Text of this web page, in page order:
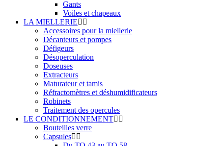
Gants
Voiles et chapeaux
LA MIELLERIE
Accessoires pour la miellerie
Décanteurs et pompes
Défigeurs
Désoperculation
Doseuses
Extracteurs
Maturateur et tamis
Réfractomètres et déshumidificateurs
Robinets
Traitement des opercules
LE CONDITIONNEMENT
Bouteilles verre
Capsules